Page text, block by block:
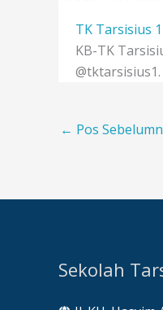
TK Tarsisius 1
KB-TK
@tktarsisius1.
← Pos
Sekolah